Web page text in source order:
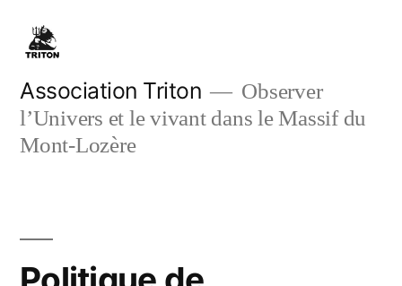
content
Association Triton
Observer
l’Univers et le vivant dans le Massif du
Mont-Lozère